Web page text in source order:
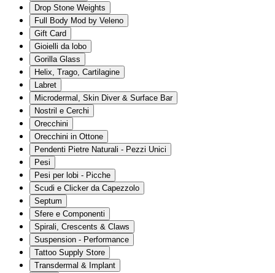
Drop Stone Weights
Full Body Mod by Veleno
Gift Card
Gioielli da lobo
Gorilla Glass
Helix, Trago, Cartilagine
Labret
Microdermal, Skin Diver & Surface Bar
Nostril e Cerchi
Orecchini
Orecchini in Ottone
Pendenti Pietre Naturali - Pezzi Unici
Pesi
Pesi per lobi - Picche
Scudi e Clicker da Capezzolo
Septum
Sfere e Componenti
Spirali, Crescents & Claws
Suspension - Performance
Tattoo Supply Store
Transdermal & Implant